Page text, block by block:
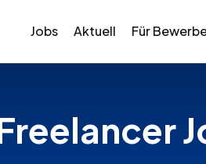
Jobs Aktuell Für